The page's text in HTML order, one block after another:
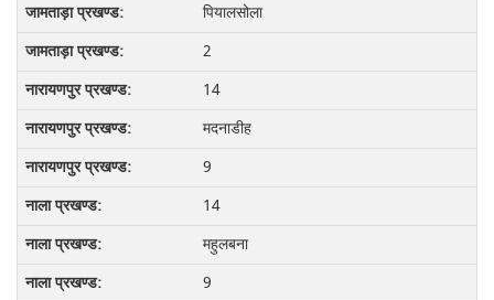
पियालसोला
2
14
मदनाडीह
9
14
महुलबना
9